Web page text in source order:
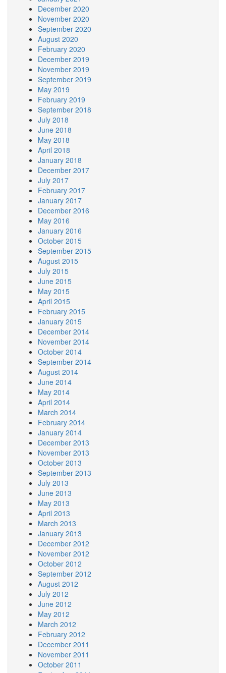
December 2020
November 2020
September 2020
August 2020
February 2020
December 2019
November 2019
September 2019
May 2019
February 2019
September 2018
July 2018
June 2018
May 2018
April 2018
January 2018
December 2017
July 2017
February 2017
January 2017
December 2016
May 2016
January 2016
October 2015
September 2015
August 2015
July 2015
June 2015
May 2015
April 2015
February 2015
January 2015
December 2014
November 2014
October 2014
September 2014
August 2014
June 2014
May 2014
April 2014
March 2014
February 2014
January 2014
December 2013
November 2013
October 2013
September 2013
July 2013
June 2013
May 2013
April 2013
March 2013
January 2013
December 2012
November 2012
October 2012
September 2012
August 2012
July 2012
June 2012
May 2012
March 2012
February 2012
December 2011
November 2011
October 2011